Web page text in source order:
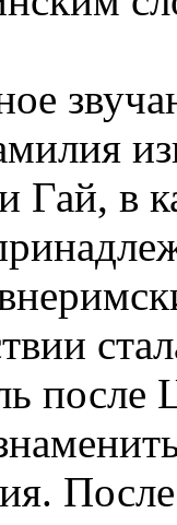
Гай, в
после